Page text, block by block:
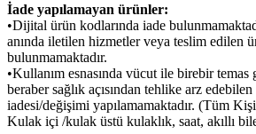
İade yapılamayan ürünler:
•Dijital ürün kodlarında iade
anında iletilen hizmetler veya teslim edilen
bulunmamaktadır.
•Kullanım esnasında vücut ile birebir
beraber sağlık açısından tehlike arz
iadesi/değişimi yapılamamaktadır. (Tüm
Kulak içi /kulak üstü kulaklık, saat, akıllı